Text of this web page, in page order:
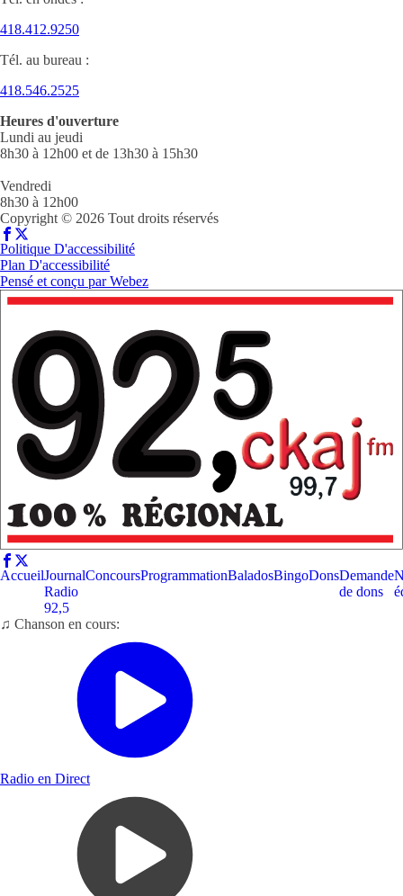
418.412.9250
Tél. au bureau :
418.546.2525
Heures d'ouverture
Lundi au jeudi
8h30 à 12h00 et de 13h30 à 15h30
Vendredi
8h30 à 12h00
Copyright © 2026 Tout droits réservés
Politique D'accessibilité
Plan D'accessibilité
Pensé et conçu parWebez
AccueilJournal
Radio
92,5
ConcoursProgrammationBaladosBingoDonsDemande
de dons
♫ Chanson en cours:
Radio en Direct